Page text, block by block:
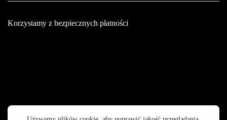
Korzystamy z bezpiecznych płatności